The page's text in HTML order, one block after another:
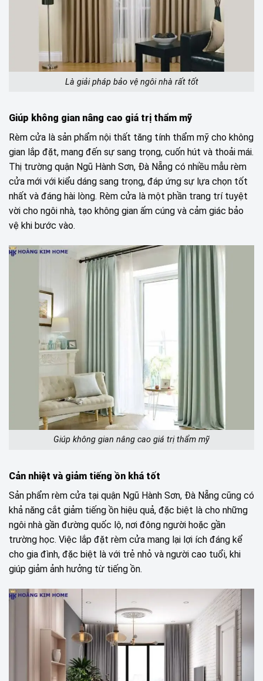
Là giải pháp bảo vệ ngôi nhà rất tốt
Giúp không gian nâng cao giá trị thẩm mỹ
Rèm cửa là sản phẩm nội thất tăng tính thẩm mỹ cho không
gian lắp đặt, mang đến sự sang trọng, cuốn hút và thoải mái.
Thị trường quận Ngũ Hành Sơn, Đà Nẵng có nhiều mẫu rèm
cửa mới với kiểu dáng sang trọng, đáp ứng sự lựa chọn tốt
nhất và đáng hài lòng. Rèm cửa là một phần trang trí tuyệt
vời cho ngôi nhà, tạo không gian ấm cúng và cảm giác bảo
vệ khi bước vào.
Giúp không gian nâng cao giá trị thẩm mỹ
Cản nhiệt và giảm tiếng ồn khá tốt
Sản phẩm rèm cửa tại quận Ngũ Hành Sơn, Đà Nẵng cũng có
khả năng cắt giảm tiếng ồn hiệu quả, đặc biệt là cho những
ngôi nhà gần đường quốc lộ, nơi đông người hoặc gần
trường học. Việc lắp đặt rèm cửa mang lại lợi ích đáng kể
cho gia đình, đặc biệt là với trẻ nhỏ và người cao tuổi, khi
giúp giảm ảnh hưởng từ tiếng ồn.